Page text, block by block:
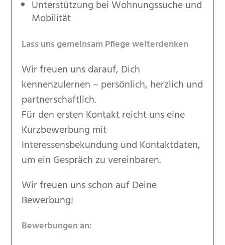
Unterstützung bei Wohnungssuche und
Mobilität
Lass uns gemeinsam Pflege weiterdenken
Wir freuen uns darauf, Dich
kennenzulernen – persönlich, herzlich und
partnerschaftlich.
Für den ersten Kontakt reicht uns eine
Kurzbewerbung mit
Interessensbekundung und Kontaktdaten,
um ein Gespräch zu vereinbaren.
Wir freuen uns schon auf Deine
Bewerbung!
Bewerbungen an: